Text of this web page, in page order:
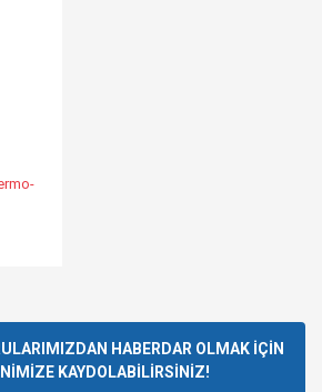
HABERDAR OLMAK İÇİN
KAYDOLABİLİRSİNİZ!